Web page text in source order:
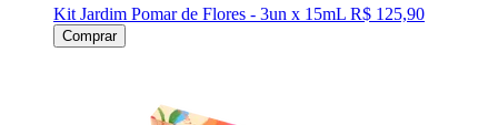
Kit Jardim Pomar de Flores - 3un x 15mL R$ 125,90
Comprar